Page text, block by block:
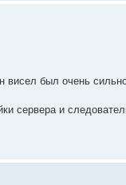
был очень
сервера и